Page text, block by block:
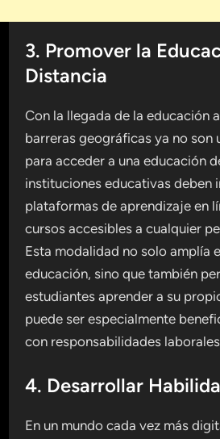
3. Promover la
Distancia
Con la llegada de la educación
barreras geográficas ya no son
para acceder a una educación
instituciones educativas deben
plataformas de aprendizaje en
cursos accesibles a cualquier
Esta modalidad no solo amplía
educación, sino que también
estudiantes aprender a su
puede ser especialmente
con responsabilidades
4. Desarrollar
En un mundo cada vez más